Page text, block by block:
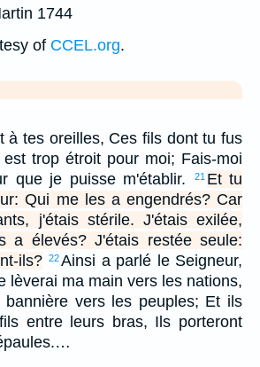
1744
of CCEL.org.
à tes oreilles, Ces fils dont tu fus
trop étroit pour moi; Fais-moi
que je puisse m'établir.
21 Et tu
Qui me les a engendrés? Car
j'étais stérile. J'étais exilée,
a élevés? J'étais restée seule:
ils?
22Ainsi a parlé le Seigneur,
lèverai ma main vers les nations,
vers les peuples; Et ils
entre leurs bras, Ils porteront